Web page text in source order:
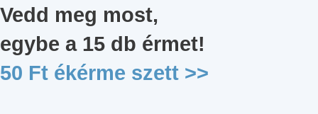
Vedd meg most,
egybe a 15 db érmet!
50 Ft ékérme szett >>